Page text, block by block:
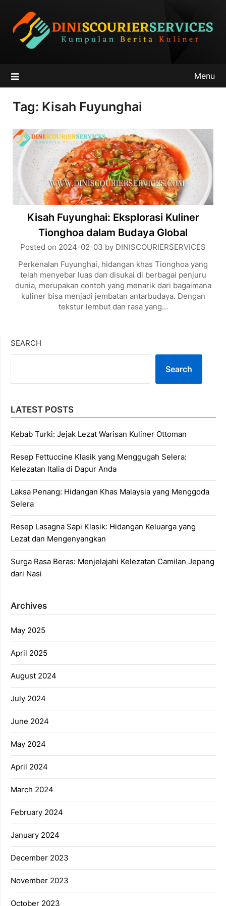
content
Menu
Tag: Kisah Fuyunghai
Kisah Fuyunghai: Eksplorasi Kuliner
Tionghoa dalam Budaya Global
Posted on 2024-02-03 by DINISCOURIERSERVICES
Perkenalan Fuyunghai, hidangan khas Tionghoa yang
telah menyebar luas dan disukai di berbagai penjuru
dunia, merupakan contoh yang menarik dari bagaimana
kuliner bisa menjadi jembatan antarbudaya. Dengan
tekstur lembut dan rasa yang…
SEARCH
Search
LATEST POSTS
Kebab Turki: Jejak Lezat Warisan Kuliner Ottoman
Resep Fettuccine Klasik yang Menggugah Selera:
Kelezatan Italia di Dapur Anda
Laksa Penang: Hidangan Khas Malaysia yang Menggoda
Selera
Resep Lasagna Sapi Klasik: Hidangan Keluarga yang
Lezat dan Mengenyangkan
Surga Rasa Beras: Menjelajahi Kelezatan Camilan Jepang
dari Nasi
Archives
May 2025
April 2025
August 2024
July 2024
June 2024
May 2024
April 2024
March 2024
February 2024
January 2024
December 2023
November 2023
October 2023